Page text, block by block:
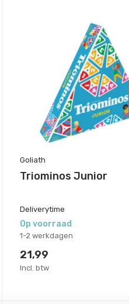
Goliath
Triominos Junior
Deliverytime
Op voorraad
1-2 werkdagen
21,99
Incl. btw